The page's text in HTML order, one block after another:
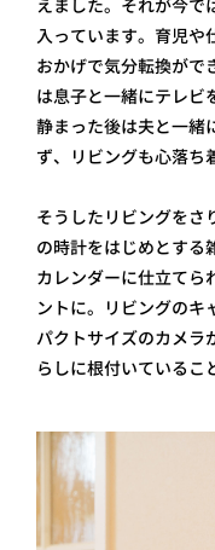
えました。それが今で
入っています。育児や
おかげで気分転換がで
は息子と一緒にテレビ
静まった後は夫と一緒
ず、リビングも心落ち
そうしたリビングをさ
の時計をはじめとする
カレンダーに仕立てら
ントに。リビングのキ
パクトサイズのカメラ
らしに根付いているこ